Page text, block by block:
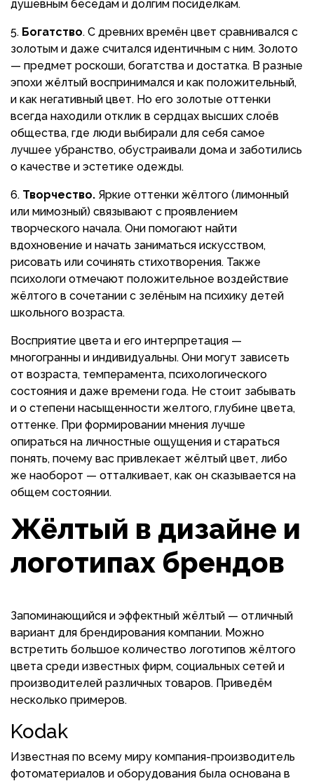
душевным беседам и долгим посиделкам.
Богатство. С древних времён цвет сравнивался с
золотым и даже считался идентичным с ним. Золото
— предмет роскоши, богатства и достатка. В разные
эпохи жёлтый воспринимался и как положительный,
и как негативный цвет. Но его золотые оттенки
всегда находили отклик в сердцах высших слоёв
общества, где люди выбирали для себя самое
лучшее убранство, обустраивали дома и заботились
о качестве и эстетике одежды.
Творчество. Яркие оттенки жёлтого (лимонный
или мимозный) связывают с проявлением
творческого начала. Они помогают найти
вдохновение и начать заниматься искусством,
рисовать или сочинять стихотворения. Также
психологи отмечают положительное воздействие
жёлтого в сочетании с зелёным на психику детей
школьного возраста.
Восприятие цвета и его интерпретация —
многогранны и индивидуальны. Они могут зависеть
от возраста, темперамента, психологического
состояния и даже времени года. Не стоит забывать
и о степени насыщенности желтого, глубине цвета,
оттенке. При формировании мнения лучше
опираться на личностные ощущения и стараться
понять, почему вас привлекает жёлтый цвет, либо
же наоборот — отталкивает, как он сказывается на
общем состоянии.
Жёлтый в дизайне и
логотипах брендов
Запоминающийся и эффектный жёлтый — отличный
вариант для брендирования компании. Можно
встретить большое количество логотипов жёлтого
цвета среди известных фирм, социальных сетей и
производителей различных товаров. Приведём
несколько примеров.
Kodak
Известная по всему миру компания-производитель
фотоматериалов и оборудования была основана в